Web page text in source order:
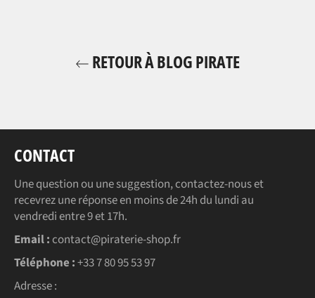
RETOUR À BLOG PIRATE
CONTACT
Une question ou une suggestion, contactez-nous et
recevrez une réponse en moins de 24h du lundi au
vendredi entre 9 et 17h.
Email : contact@piraterie-shop.fr
Téléphone :+33 7 80 95 53 97
Adresse :